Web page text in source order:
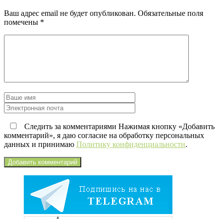
Ваш адрес email не будет опубликован. Обязательные поля
помечены *
Следить за комментариями Нажимая кнопку «Добавить
комментарий», я даю согласие на обработку персональных
данных и принимаю Политику конфиденциальности.